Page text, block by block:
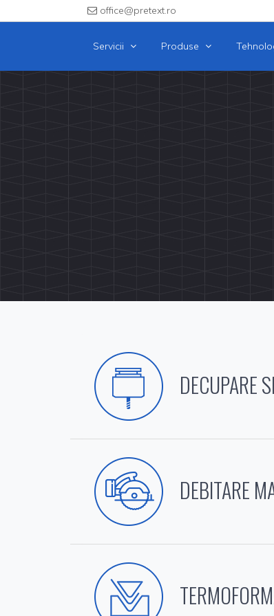
office@pretext.ro
Servicii Produse
DECUPARE
DEBITARE